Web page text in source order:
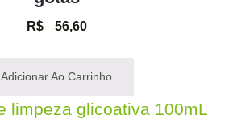
R$56,60
Adicionar Ao Carrinho